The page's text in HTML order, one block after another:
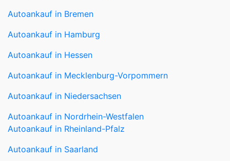
Autoankauf in Bremen
Autoankauf in Hamburg
Autoankauf in Hessen
Autoankauf in Mecklenburg-Vorpommern
Autoankauf in Niedersachsen
Autoankauf in Nordrhein-Westfalen
Autoankauf in Rheinland-Pfalz
Autoankauf in Saarland